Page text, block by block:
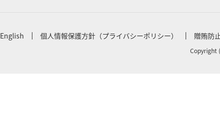
English 個人情報保護方針（プライバシーポリシー） 贈賄防
Copyright